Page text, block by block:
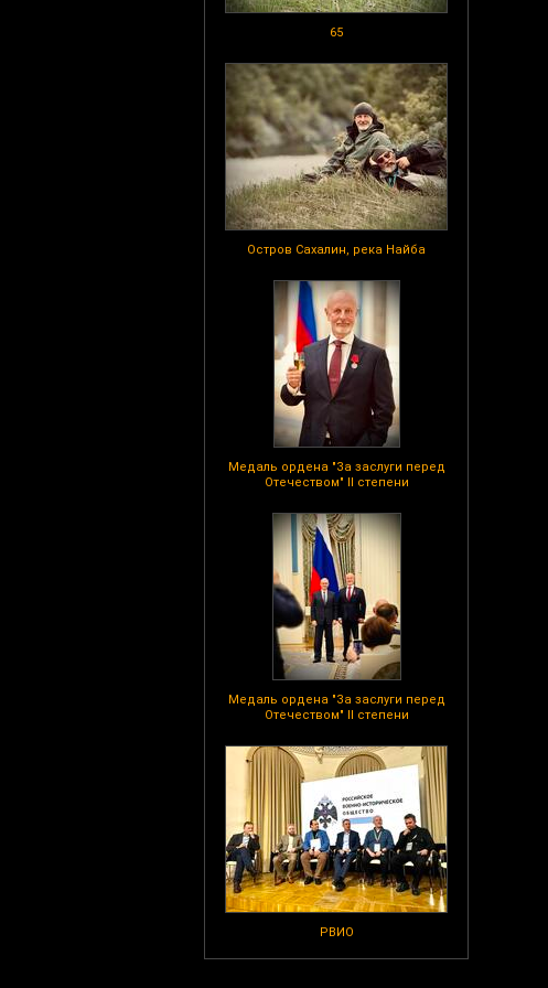
65
Остров Сахалин, река Найба
Медаль ордена "За заслуги перед
Отечеством" II степени
Медаль ордена "За заслуги перед
Отечеством" II степени
РВИО